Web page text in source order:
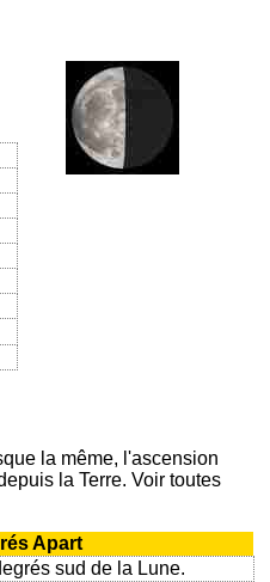
la même, l'ascension
la Terre. Voir toutes
Apart
sud de la Lune.